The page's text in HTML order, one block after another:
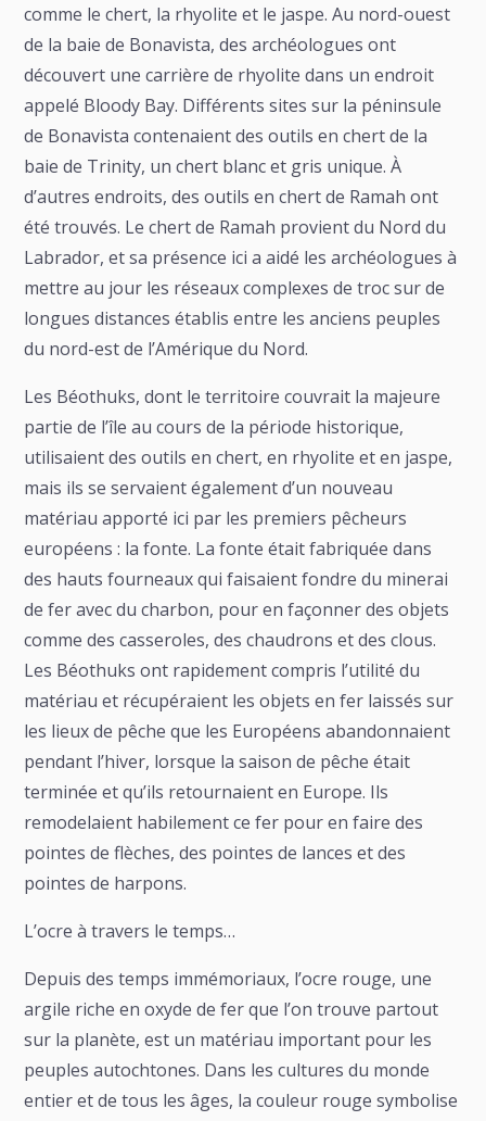
comme le chert, la rhyolite et le jaspe. Au nord-ouest
de la baie de Bonavista, des archéologues ont
découvert une carrière de rhyolite dans un endroit
appelé Bloody Bay. Différents sites sur la péninsule
de Bonavista contenaient des outils en chert de la
baie de Trinity, un chert blanc et gris unique. À
d’autres endroits, des outils en chert de Ramah ont
été trouvés. Le chert de Ramah provient du Nord du
Labrador, et sa présence ici a aidé les archéologues à
mettre au jour les réseaux complexes de troc sur de
longues distances établis entre les anciens peuples
du nord-est de l’Amérique du Nord.
Les Béothuks, dont le territoire couvrait la majeure
partie de l’île au cours de la période historique,
utilisaient des outils en chert, en rhyolite et en jaspe,
mais ils se servaient également d’un nouveau
matériau apporté ici par les premiers pêcheurs
européens : la fonte. La fonte était fabriquée dans
des hauts fourneaux qui faisaient fondre du minerai
de fer avec du charbon, pour en façonner des objets
comme des casseroles, des chaudrons et des clous.
Les Béothuks ont rapidement compris l’utilité du
matériau et récupéraient les objets en fer laissés sur
les lieux de pêche que les Européens abandonnaient
pendant l’hiver, lorsque la saison de pêche était
terminée et qu’ils retournaient en Europe. Ils
remodelaient habilement ce fer pour en faire des
pointes de flèches, des pointes de lances et des
pointes de harpons.
L’ocre à travers le temps…
Depuis des temps immémoriaux, l’ocre rouge, une
argile riche en oxyde de fer que l’on trouve partout
sur la planète, est un matériau important pour les
peuples autochtones. Dans les cultures du monde
entier et de tous les âges, la couleur rouge symbolise